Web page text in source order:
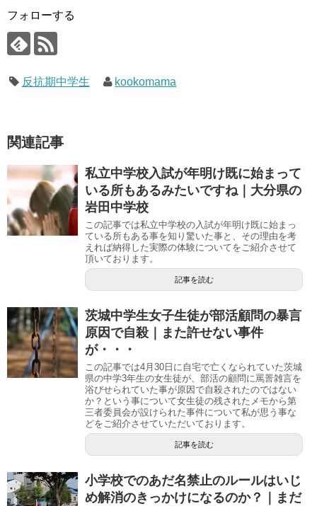
フォローする
反抗期中学生 kookomama
関連記事
私立中学校入試が年明け既に始まって
いる所もあるみたいですね｜大分県の
岩田中学校
この記事では私立中学校の入試が年明け既に始まっ
ている所もある事を知り驚いた事と、その理由を考
えれば納得した実際の体験についてをご紹介させて
頂いております。
記事を読む
茨城中学生女子生徒が部活顧問の暴言
原因で自殺｜また許せない事件
が・・・
この記事では4月30日に自宅で亡くなられていた茨城
県の中学3年生の女生徒が、部活の顧問に罵詈雑言を
浴びせられていた事が原因で自殺されたのではない
か？という事について女生徒の残されたメモから第
三者委員会が設けられた事件について私が思う事な
どをご紹介させていただいております。
記事を読む
小学校でのあだ名禁止のルールはいじ
め解消のきっかけになるのか？｜まだ